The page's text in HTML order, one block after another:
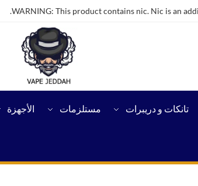
WARNING: This product contains nic. Nic is an
تانكات و دريبرات مستلزمات الأجهزة